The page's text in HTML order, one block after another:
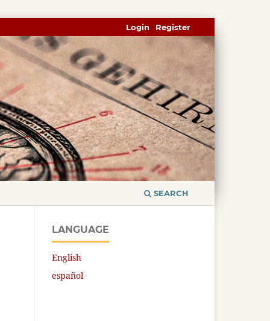
SEARCH
Register
Login
LANGUAGE
English
español